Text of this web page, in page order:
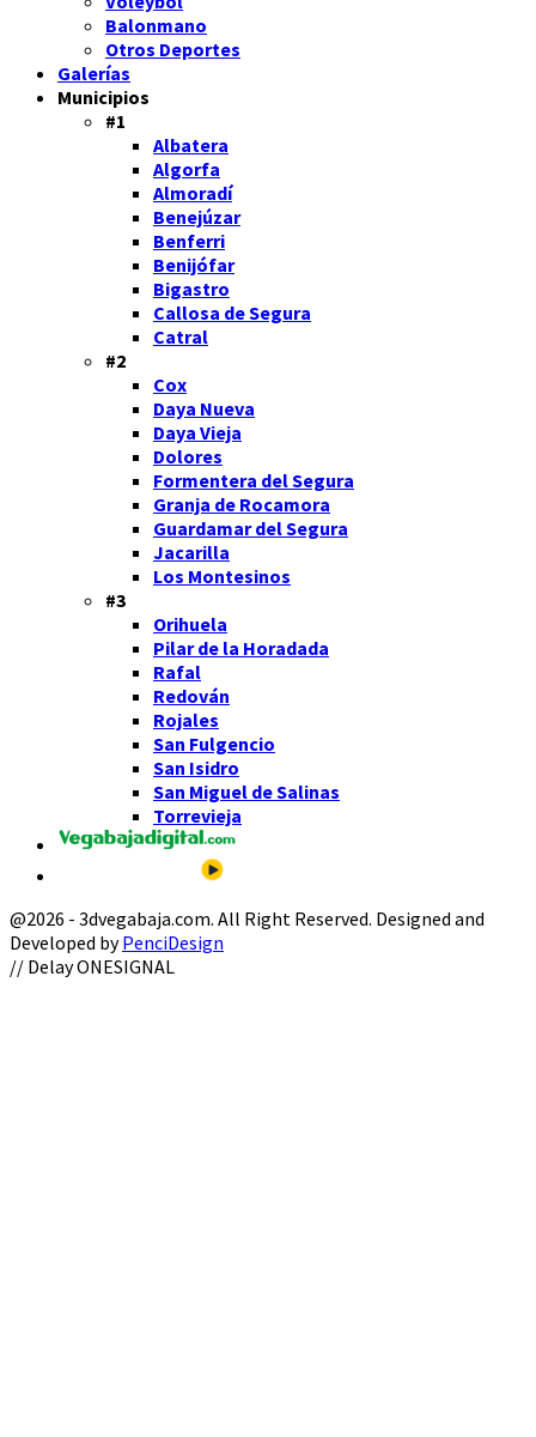
Balonmano
Otros Deportes
Galerías
Municipios
#1
Albatera
Algorfa
Almoradí
Benejúzar
Benferri
Benijófar
Bigastro
Callosa de Segura
Catral
#2
Cox
Daya Nueva
Daya Vieja
Dolores
Formentera del Segura
Granja de Rocamora
Guardamar del Segura
Jacarilla
Los Montesinos
#3
Orihuela
Pilar de la Horadada
Rafal
Redován
Rojales
San Fulgencio
San Isidro
San Miguel de Salinas
Torrevieja
@2026 - 3dvegabaja.com. All Right Reserved. Designed and
Developed byPenciDesign
Facebook
Twitter
Instagram
Youtube
Email
// Delay ONESIGNAL